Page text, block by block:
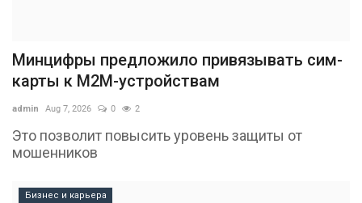
Минцифры предложило привязывать сим-
карты к M2M-устройствам
admin Aug 7, 2026 0 2
Это позволит повысить уровень защиты от
мошенников
Бизнес и карьера